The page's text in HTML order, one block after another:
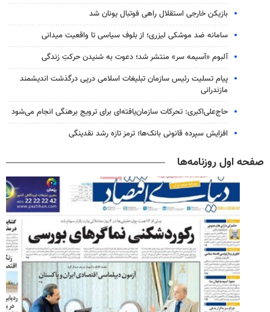
بازیکن خارجی استقلال راهی فوتبال یونان شد
سامانه ضد موشکی لیزری؛ از بلوف سیاسی تا واقعیت میدانی
آلبوم «آسیمه سر» منتشر شد؛ دعوت به شنیدن حرکتِ زندگی
پیام تسلیت رئیس سازمان تبلیغات اسلامی درپی درگذشت اندیشمند
مازندرانی
حاج‌علی‌اکبری: تحرکات سازمان‌یافته‌ای برای ترویج برهنگی انجام می‌شود
افزایش سپرده قانونی بانک‌ها؛ ترمز تازه رشد نقدینگی
صفحه اول روزنامه‌ها